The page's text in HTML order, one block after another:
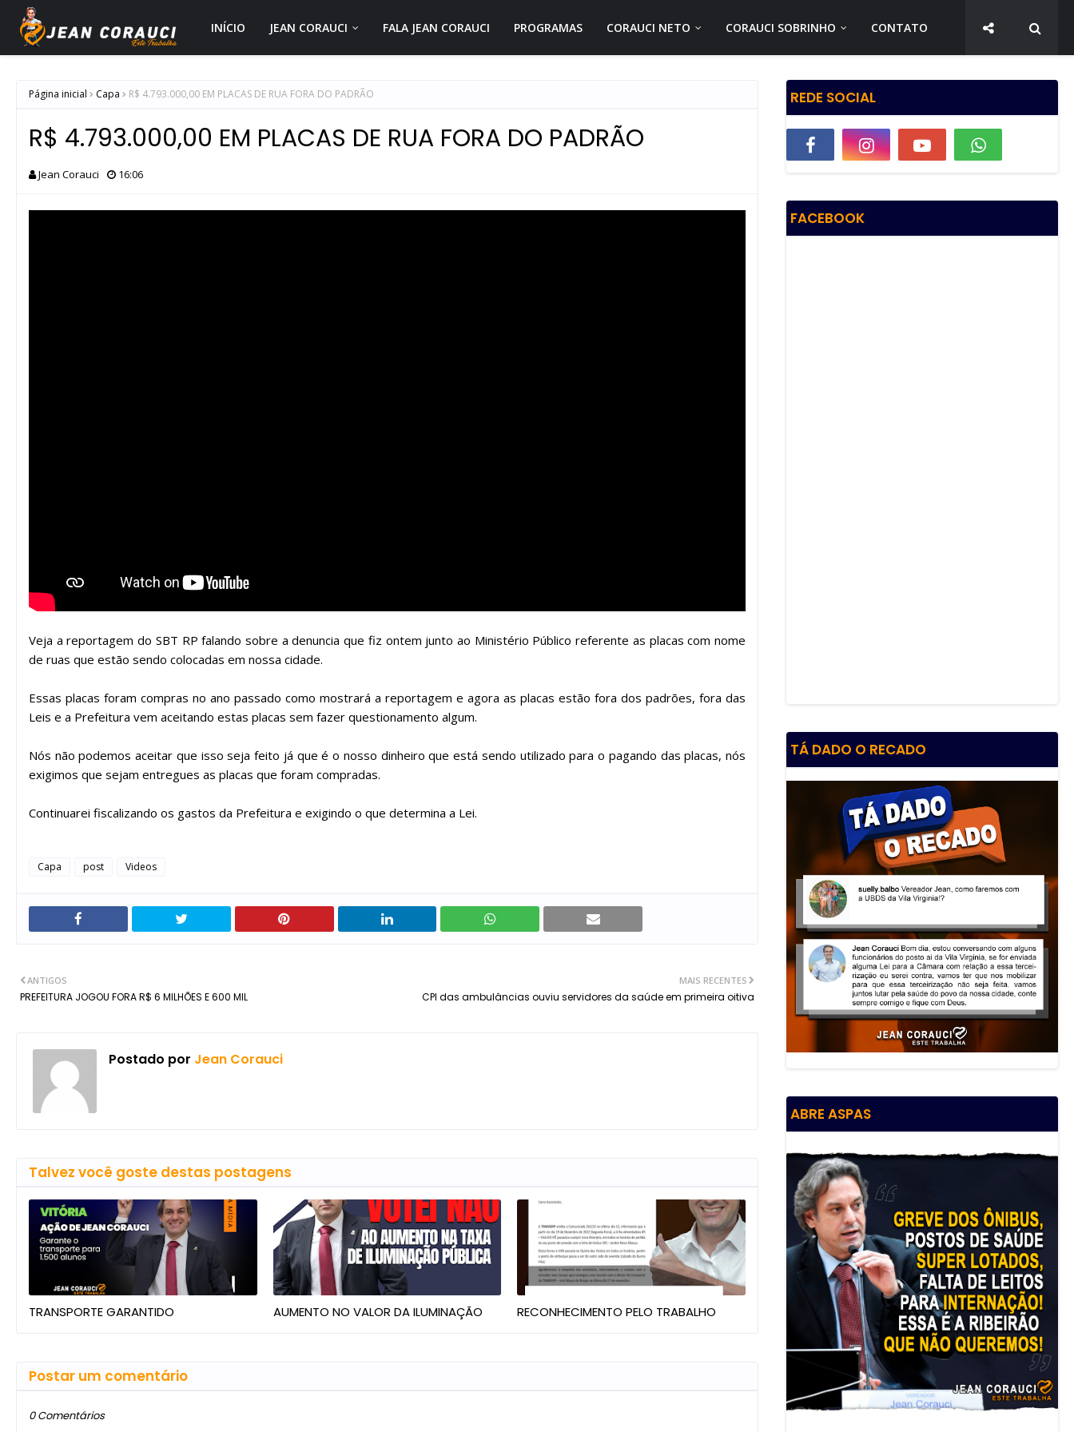
INÍCIO JEAN CORAUCI FALA JEAN CORAUCI PROGRAMAS CORAUCI NETO CORAUCI SOBRINHO CONTATO
Página inicial Capa R$ 4.793.000,00 EM PLACAS DE RUA FORA DO PADRÃO
R$ 4.793.000,00 EM PLACAS DE RUA FORA DO PADRÃO
Jean Corauci 16:06
Veja a reportagem do SBT RP falando sobre a denuncia que fiz ontem junto ao Ministério Público referente as placas com nome
de ruas que estão sendo colocadas em nossa cidade.
Essas placas foram compras no ano passado como mostrará a reportagem e agora as placas estão fora dos padrões, fora das
Leis e a Prefeitura vem aceitando estas placas sem fazer questionamento algum.
Nós não podemos aceitar que isso seja feito já que é o nosso dinheiro que está sendo utilizado para o pagando das placas, nós
exigimos que sejam entregues as placas que foram compradas.
Continuarei fiscalizando os gastos da Prefeitura e exigindo o que determina a Lei.
Capa post Videos
MAIS RECENTES
CPI das ambulâncias ouviu servidores da saúde em primeira oitiva
ANTIGOS
PREFEITURA JOGOU FORA R$ 6 MILHÕES E 600 MIL
Postado por Jean Corauci
Talvez você goste destas postagens
TRANSPORTE GARANTIDO AUMENTO NO VALOR DA ILUMINAÇÃO RECONHECIMENTO PELO TRABALHO
Postar um comentário
0 Comentários
REDE SOCIAL
FACEBOOK
TÁ DADO O RECADO
ABRE ASPAS